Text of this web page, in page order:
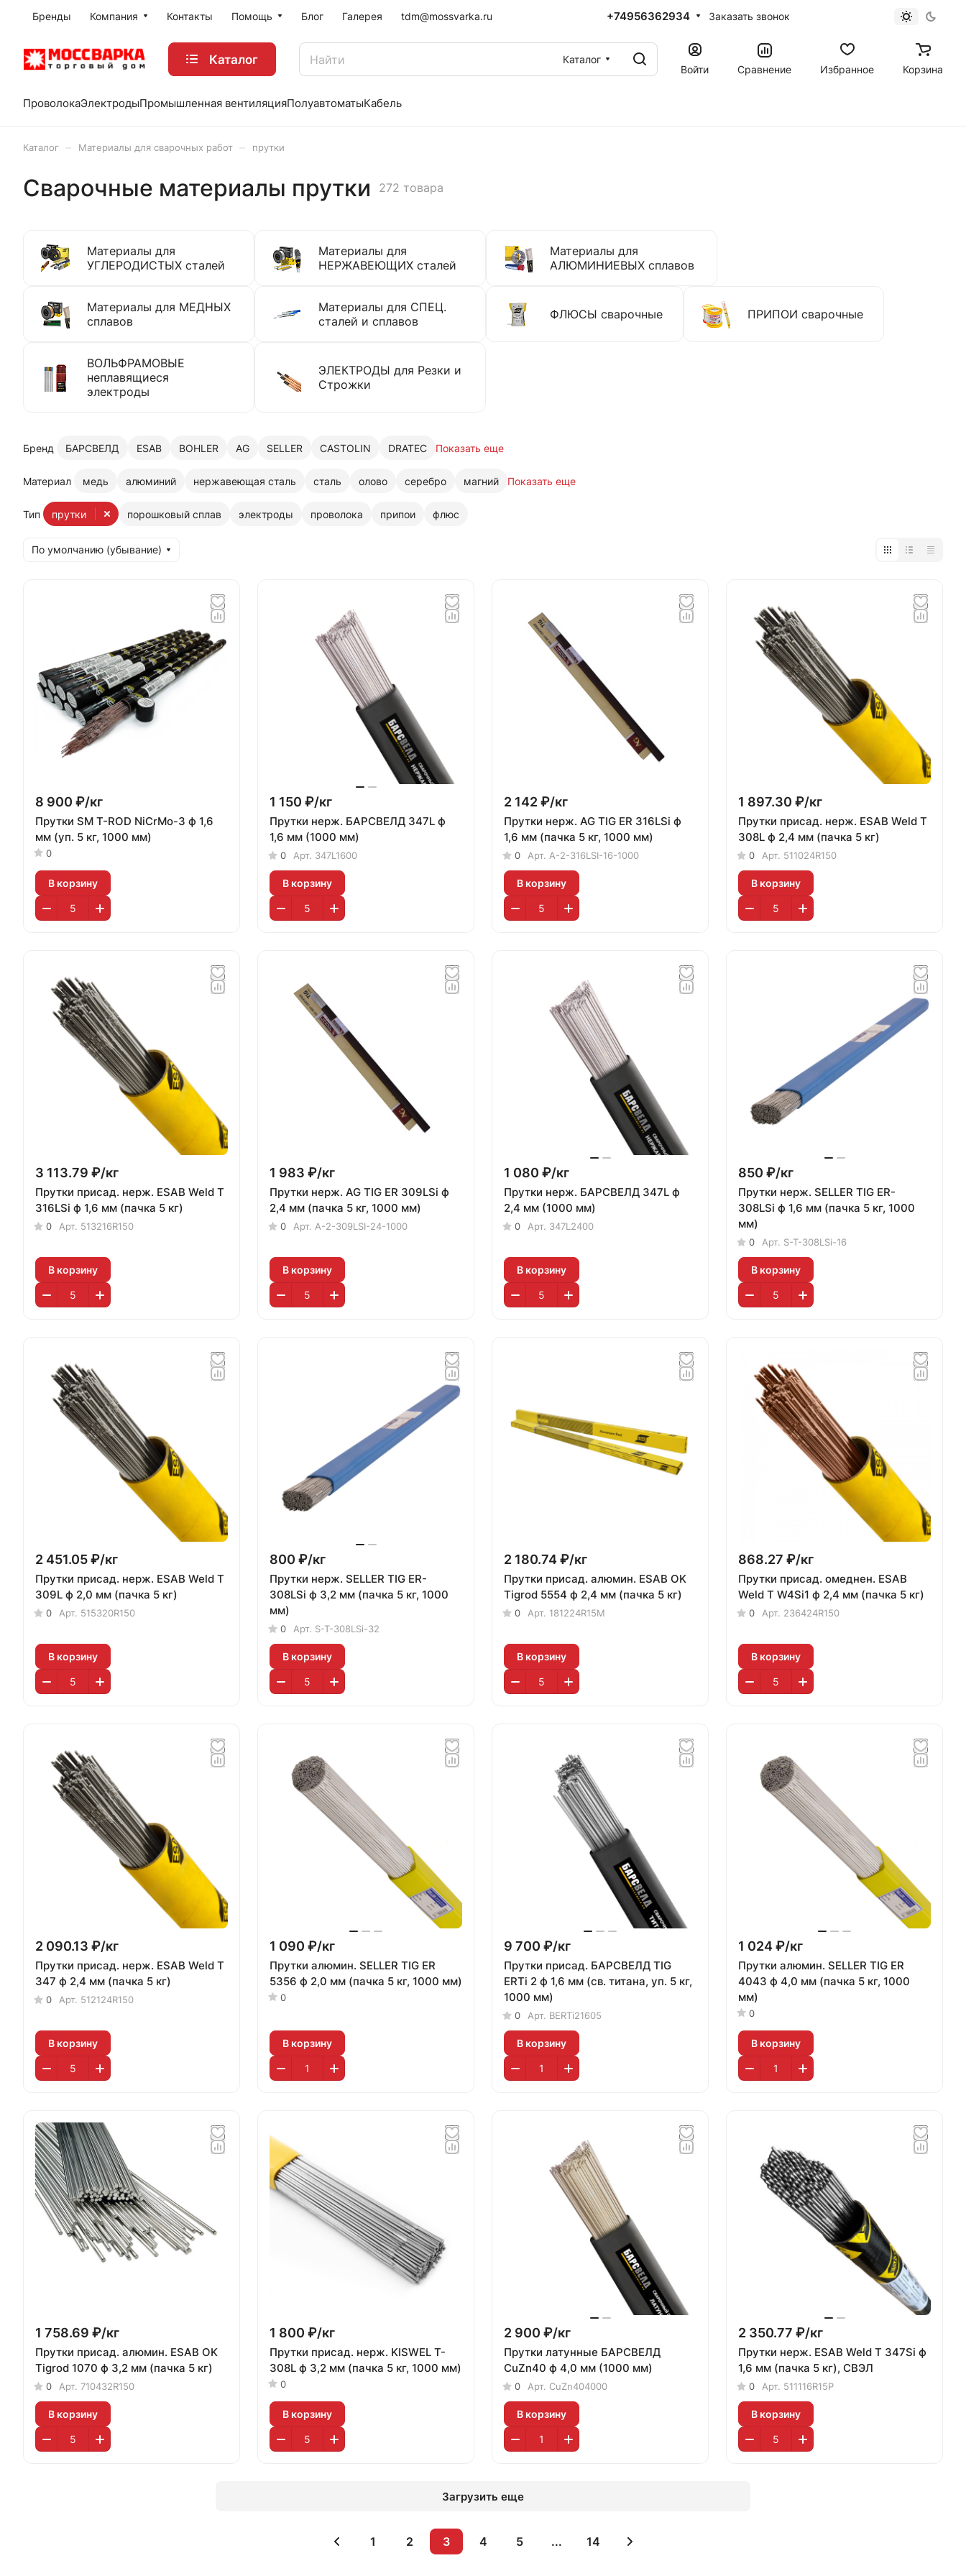
Бренды Компания Контакты Помощь Блог Галерея tdm@mossvarka.ru +74956362934 Заказать звонок
Каталог
Каталог
Войти
Сравнение Избранное Корзина
ПроволокаЭлектродыПромышленная вентиляцияПолуавтоматыКабель
Каталог Материалы для сварочных работ прутки
Сварочные материалы прутки 272 товара
Материалы для
УГЛЕРОДИСТЫХ сталей
Материалы для
НЕРЖАВЕЮЩИХ сталей
Материалы для
АЛЮМИНИЕВЫХ сплавов
Материалы для МЕДНЫХ
сплавов
Материалы для СПЕЦ.
сталей и сплавов
ФЛЮСЫ сварочные ПРИПОИ сварочные
ВОЛЬФРАМОВЫЕ
неплавящиеся
электроды
ЭЛЕКТРОДЫ для Резки и
Строжки
Бренд БАРСВЕЛД ESAB BOHLER AG SELLER CASTOLIN DRATEC Показать еще
Материал медь алюминий нержавеющая сталь сталь олово серебро магний Показать еще
Тип порошковый сплав электроды
прутки проволока припои флюс
По умолчанию (убывание)
8 900 ₽/кг
Прутки SM T-ROD NiCrMo-3 ф 1,6
мм (уп. 5 кг, 1000 мм)
0
В корзину
1 150 ₽/кг
Прутки нерж. БАРСВЕЛД 347L ф
1,6 мм (1000 мм)
0 Арт. 347L1600
В корзину
2 142 ₽/кг
Прутки нерж. AG TIG ER 316LSi ф
1,6 мм (пачка 5 кг, 1000 мм)
0 Арт. A-2-316LSI-16-1000
В корзину
1 897.30 ₽/кг
Прутки присад. нерж. ESAB Weld T
308L ф 2,4 мм (пачка 5 кг)
0 Арт. 511024R150
В корзину
3 113.79 ₽/кг
Прутки присад. нерж. ESAB Weld T
316LSi ф 1,6 мм (пачка 5 кг)
0 Арт. 513216R150
В корзину
1 983 ₽/кг
Прутки нерж. AG TIG ER 309LSi ф
2,4 мм (пачка 5 кг, 1000 мм)
0 Арт. A-2-309LSI-24-1000
В корзину
1 080 ₽/кг
Прутки нерж. БАРСВЕЛД 347L ф
2,4 мм (1000 мм)
0 Арт. 347L2400
В корзину
850 ₽/кг
Прутки нерж. SELLER TIG ER-
308LSi ф 1,6 мм (пачка 5 кг, 1000
мм)
0 Арт. S-T-308LSi-16
В корзину
2 451.05 ₽/кг
Прутки присад. нерж. ESAB Weld T
309L ф 2,0 мм (пачка 5 кг)
0 Арт. 515320R150
В корзину
800 ₽/кг
Прутки нерж. SELLER TIG ER-
308LSi ф 3,2 мм (пачка 5 кг, 1000
мм)
0 Арт. S-T-308LSi-32
В корзину
2 180.74 ₽/кг
Прутки присад. алюмин. ESAB OK
Tigrod 5554 ф 2,4 мм (пачка 5 кг)
0 Арт. 181224R15M
В корзину
868.27 ₽/кг
Прутки присад. омеднен. ESAB
Weld T W4Si1 ф 2,4 мм (пачка 5 кг)
0 Арт. 236424R150
В корзину
2 090.13 ₽/кг
Прутки присад. нерж. ESAB Weld T
347 ф 2,4 мм (пачка 5 кг)
0 Арт. 512124R150
В корзину
1 090 ₽/кг
Прутки алюмин. SELLER TIG ER
5356 ф 2,0 мм (пачка 5 кг, 1000 мм)
0
В корзину
9 700 ₽/кг
Прутки присад. БАРСВЕЛД TIG
ERTi 2 ф 1,6 мм (св. титана, уп. 5 кг,
1000 мм)
0 Арт. BERTi21605
В корзину
1 024 ₽/кг
Прутки алюмин. SELLER TIG ER
4043 ф 4,0 мм (пачка 5 кг, 1000
мм)
0
В корзину
1 758.69 ₽/кг
Прутки присад. алюмин. ESAB OK
Tigrod 1070 ф 3,2 мм (пачка 5 кг)
0 Арт. 710432R150
В корзину
1 800 ₽/кг
Прутки присад. нерж. KISWEL T-
308L ф 3,2 мм (пачка 5 кг, 1000 мм)
0
В корзину
2 900 ₽/кг
Прутки латунные БАРСВЕЛД
CuZn40 ф 4,0 мм (1000 мм)
0 Арт. CuZn404000
В корзину
2 350.77 ₽/кг
Прутки нерж. ESAB Weld T 347Si ф
1,6 мм (пачка 5 кг), СВЭЛ
0 Арт. 511116R15P
В корзину
Загрузить еще
1 2 3 4 5 ... 14